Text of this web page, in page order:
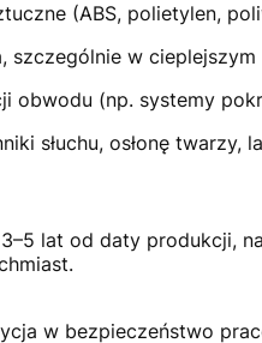
(ABS, polietylen,
szczególnie w
obwodu (np. systemy
słuchu, osłonę twarzy,
lat od daty produkcji,
w bezpieczeństwo